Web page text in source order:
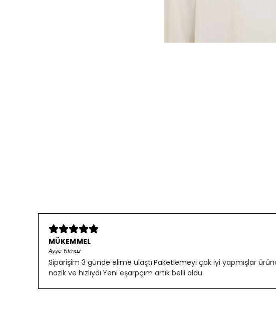
MÜKEMMEL
Ayşe Yılmaz
Siparişim 3 günde elime ulaştı.Paketlemeyi çok iyi yapmışlar
nazik ve hızlıydı.Yeni eşarpçım artık belli oldu.